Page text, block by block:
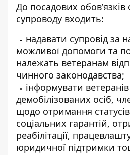
До посадових обов’язків
супроводу входить:
надавати супровід за
можливої допомоги та
належать ветеранам
чинного законодавства;
інформувати
демобілізованих осіб,
щодо отримання
соціальних гарантій,
реабілітації,
юридичної підтримки